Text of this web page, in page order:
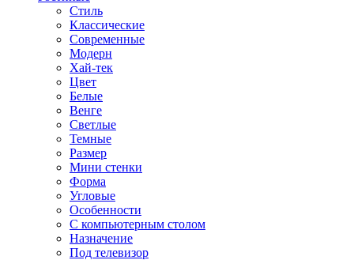
Стиль
Классические
Современные
Модерн
Хай-тек
Цвет
Белые
Венге
Светлые
Темные
Размер
Мини стенки
Форма
Угловые
Особенности
С компьютерным столом
Назначение
Под телевизор